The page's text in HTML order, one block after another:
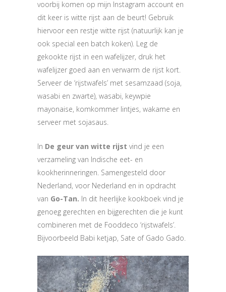
voorbij komen op mijn Instagram account en
dit keer is witte rijst aan de beurt! Gebruik
hiervoor een restje witte rijst (natuurlijk kan je
ook special een batch koken). Leg de
gekookte rijst in een wafelijzer, druk het
wafelijzer goed aan en verwarm de rijst kort.
Serveer de ‘rijstwafels’ met sesamzaad (soja,
wasabi en zwarte), wasabi, keywpie
mayonaise, komkommer lintjes, wakame en
serveer met sojasaus.
In De geur van witte rijst vind je een
verzameling van Indische eet- en
kookherinneringen. Samengesteld door
Nederland, voor Nederland en in opdracht
van Go-Tan. In dit heerlijke kookboek vind je
genoeg gerechten en bijgerechten die je kunt
combineren met de Fooddeco ‘rijstwafels’.
Bijvoorbeeld Babi ketjap, Sate of Gado Gado.